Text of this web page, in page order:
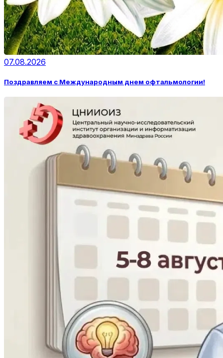
07.08.2026
Поздравляем с Международным днем офтальмологии!